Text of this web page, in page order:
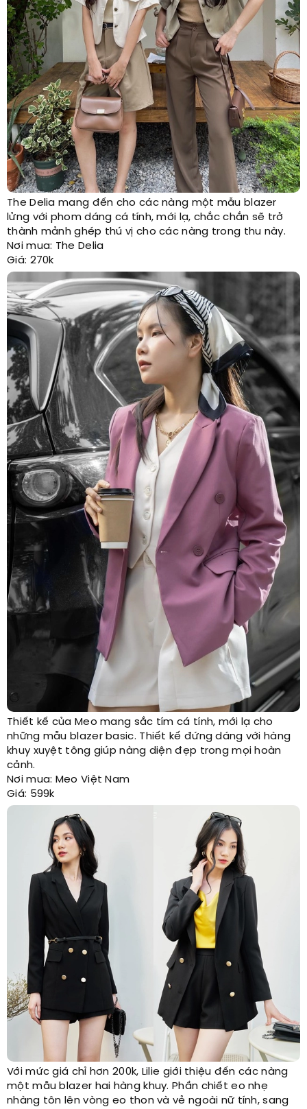
The Delia mang đến cho các nàng một mẫu blazer
lửng với phom dáng cá tính, mới lạ, chắc chắn sẽ trở
thành mảnh ghép thú vị cho các nàng trong thu này.
Nơi mua: The Delia
Giá: 270k
Thiết kế của Meo mang sắc tím cá tính, mới lạ cho
những mẫu blazer basic. Thiết kế đứng dáng với hàng
khuy xuyệt tông giúp nàng diện đẹp trong mọi hoàn
cảnh.
Nơi mua: Meo Việt Nam
Giá: 599k
Với mức giá chỉ hơn 200k, Lilie giới thiệu đến các nàng
một mẫu blazer hai hàng khuy. Phần chiết eo nhẹ
nhàng tôn lên vòng eo thon và vẻ ngoài nữ tính, sang